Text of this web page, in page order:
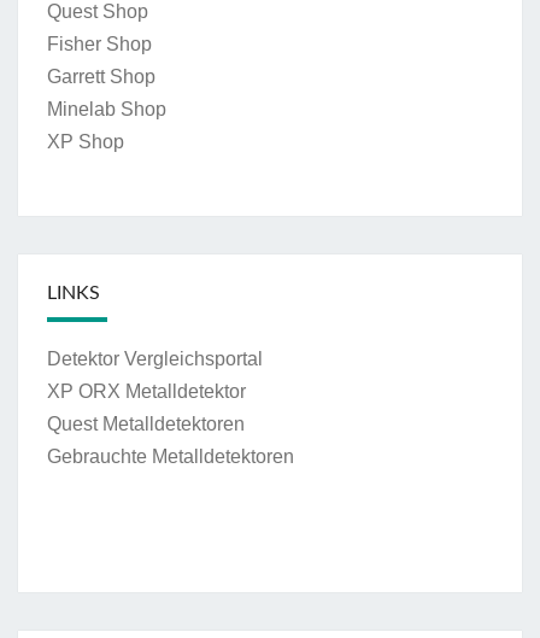
Quest Shop
Fisher Shop
Garrett Shop
Minelab Shop
XP Shop
LINKS
Detektor Vergleichsportal
XP ORX Metalldetektor
Quest Metalldetektoren
Gebrauchte Metalldetektoren